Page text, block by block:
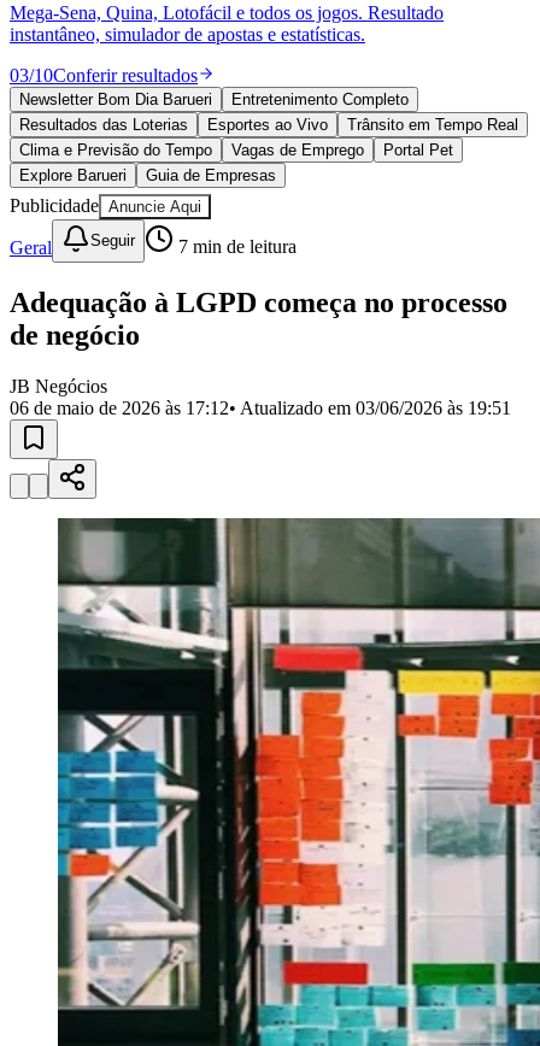
Política
Esportes
Saúde
Segurança
Cultura
Meio Ambiente
Obras
Educação
Bairros de Barueri
Selecione sua regiãoPara notícias da sua região
JubranBelval
VistaCalifórniaCarapicuíba CentroChácaras MarcoCidades da
Região
Militar
Califórnia Jardim dos Altos
Esperança Jardim Graziela
Jardim Paraíso Jardim Paulista Jardim Reginalice
Jardim São
Jardim SilveiraJardim
Jardim Tupanci Mutinga
Parque dos
CamargosParque ImperialParque Santa LuziaParque Viana
Pirapora
do Bom Jesus Recanto Phrynéa Santana de
SilveiraTamboréVale do SolVila BarrosVila Boa VistaVila
do CondeVila Engenho Novo Vila MárciaVila Nossa Sra. da
Para Sua Empresa
Anuncie no Portal
Guia de Empresas
Divulgar VagasNovo
Publicidade Legal
Negócios Regionais
Turismo
Segurança Regional
Hospitais Estaduais
Parques & Represas
Cidades da Região
Santana de ParnaíbaOsasco CarapicuíbaJandiraItapeviCotiaPirapora
AraçariguamaCajamarCaieirasFranco da
Mega-Sena, Quina, Lotofácil e todos os jogos. Resultado
instantâneo, simulador de apostas e estatísticas.
03/10Conferir resultados
Newsletter Bom Dia Barueri
Entretenimento Completo
Resultados das Loterias
Esportes ao Vivo
Trânsito em Tempo Real
Clima e Previsão do Tempo
Vagas de Emprego
Portal Pet
Explore Barueri
Guia de Empresas
Publicidade Anuncie Aqui
Geral Seguir 7 min de leitura
Adequação à LGPD começa no processo
de negócio
JB Negócios
06 de maio de 2026 às 17:12• Atualizado em 03/06/2026 às 19:51